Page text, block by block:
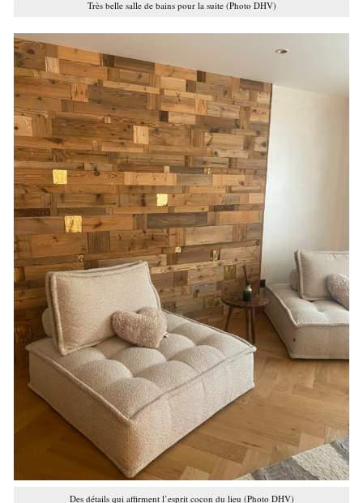
Très belle salle de bains pour la suite (Photo DHV)
Des détails qui affirment l’esprit cocon du lieu (Photo DHV)